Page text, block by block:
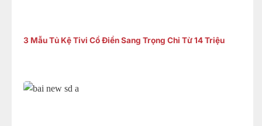
3 Mẫu Tủ Kệ Tivi Cổ Điển Sang Trọng Chỉ Từ 14 Triệu